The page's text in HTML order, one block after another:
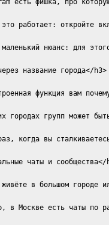
есть фишка, про
работает: откройте
маленький нюанс: для
название города</h3>
функция вам
городах групп может
когда вы
чаты и сообщества</
живёте в большом городе
в Москве есть чаты по